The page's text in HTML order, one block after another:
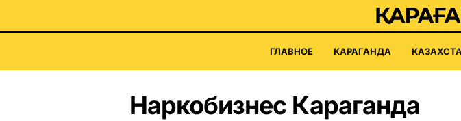
ГЛАВНОЕ КАРАГАНДА
Наркобизнес Караганда